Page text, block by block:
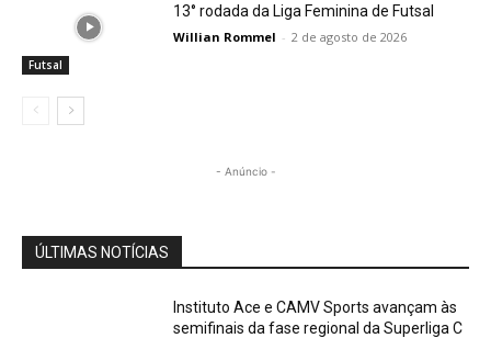
Futsal
13° rodada da Liga Feminina de Futsal
Willian Rommel - 2 de agosto de 2026
- Anúncio -
ÚLTIMAS NOTÍCIAS
Instituto Ace e CAMV Sports avançam às
semifinais da fase regional da Superliga C